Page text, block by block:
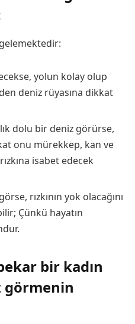
yolun kolay olup
deniz rüyasına dikkat
dolu bir deniz görürse,
onu mürekkep, kan ve
isabet edecek
rızkının yok olacağını
Çünkü hayatın
bir kadın
görmenin